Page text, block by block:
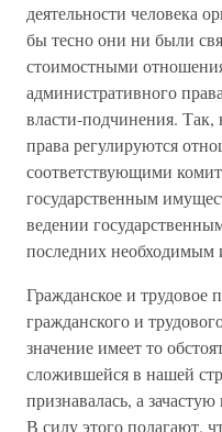
деятельности человека
бы тесно они ни были
стоимостными
административного
власти-подчинения.
права регулируются
соответствующими
государственным
ведении
последних необходимым
Гражданское и трудовое
гражданского и
значение имеет то
сложившейся в нашей
признавалась, а
В силу этого полагают,